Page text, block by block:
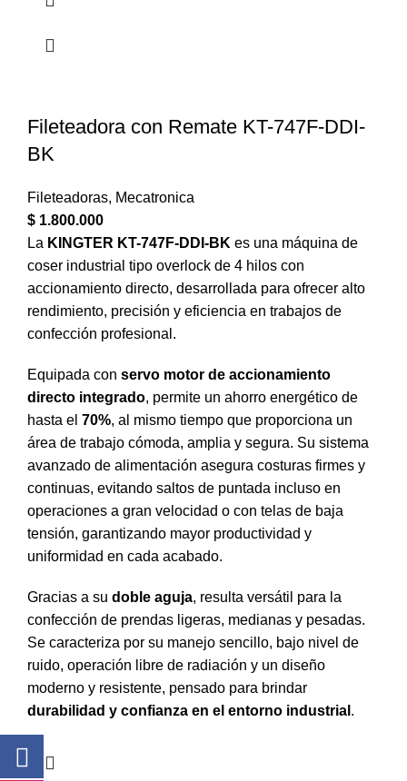
Fileteadora con Remate KT-747F-DDI-
BK
Fileteadoras, Mecatronica
$ 1.800.000
La KINGTER KT-747F-DDI-BK es una máquina de
coser industrial tipo overlock de 4 hilos con
accionamiento directo, desarrollada para ofrecer alto
rendimiento, precisión y eficiencia en trabajos de
confección profesional.
Equipada con servo motor de accionamiento
directo integrado, permite un ahorro energético de
hasta el 70%, al mismo tiempo que proporciona un
área de trabajo cómoda, amplia y segura. Su sistema
avanzado de alimentación asegura costuras firmes y
continuas, evitando saltos de puntada incluso en
operaciones a gran velocidad o con telas de baja
tensión, garantizando mayor productividad y
uniformidad en cada acabado.
Gracias a su doble aguja, resulta versátil para la
confección de prendas ligeras, medianas y pesadas.
Se caracteriza por su manejo sencillo, bajo nivel de
ruido, operación libre de radiación y un diseño
moderno y resistente, pensado para brindar
durabilidad y confianza en el entorno industrial .